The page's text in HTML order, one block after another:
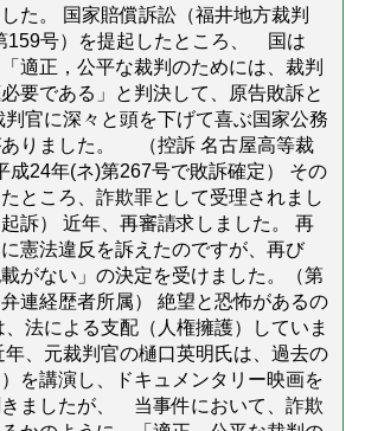
た。 国家賠償訴訟（福井地方裁判
159号）を提起したところ、 国は
「適正，公平な裁判のためには、裁判
要である」と判決して、原告敗訴と
官に深々と頭を下げて喜ぶ国家公務
ありました。 （控訴 名古屋高等裁
成24年(ネ)第267号で敗訴確定） その
ところ、詐欺罪として受理されまし
訴） 近年、再審請求しました。 再
憲法違反を訴えたのですが、再び
載がない」の決定を受けました。（第
連経歴者所属） 絶望と恐怖があるの
法による支配（人権擁護）していま
、元裁判官の樋口英明氏は、過去の
を講演し、ドキュメンタリー映画を
きましたが、 当事件において、詐欺